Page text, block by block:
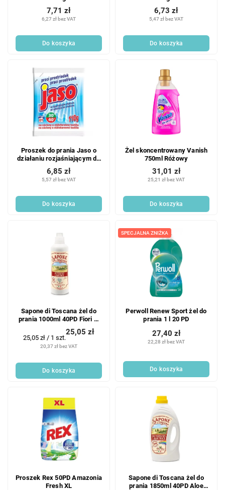
6,27 zł bez VAT
7,71 zł
Do koszyka
5,47 zł bez VAT
6,73 zł
Do koszyka
Proszek do prania Jaso o
działaniu rozjaśniającym do
zasłon 110g
5,57 zł bez VAT
6,85 zł
Do koszyka
Żel skoncentrowany Vanish
750ml Różowy
25,21 zł bez VAT
31,01 zł
Do koszyka
Sapone di Toscana żel do
prania 1000ml 40PD Fiori di
20,37 zł bez VAT
25,05 zł
Cena
jednostkowa:
25,05 zł / 1 szt.
Do koszyka
SPECJALNA ZNIŻKA
Perwoll Renew Sport żel do
prania 1 l 20 PD
22,28 zł bez VAT
27,40 zł
Do koszyka
Proszek Rex 50PD Amazonia
Fresh XL
Sapone di Toscana żel do
prania 1850ml 40PD Aloe